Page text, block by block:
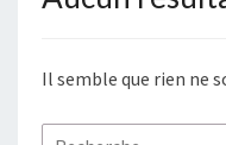
Il semble que rien ne